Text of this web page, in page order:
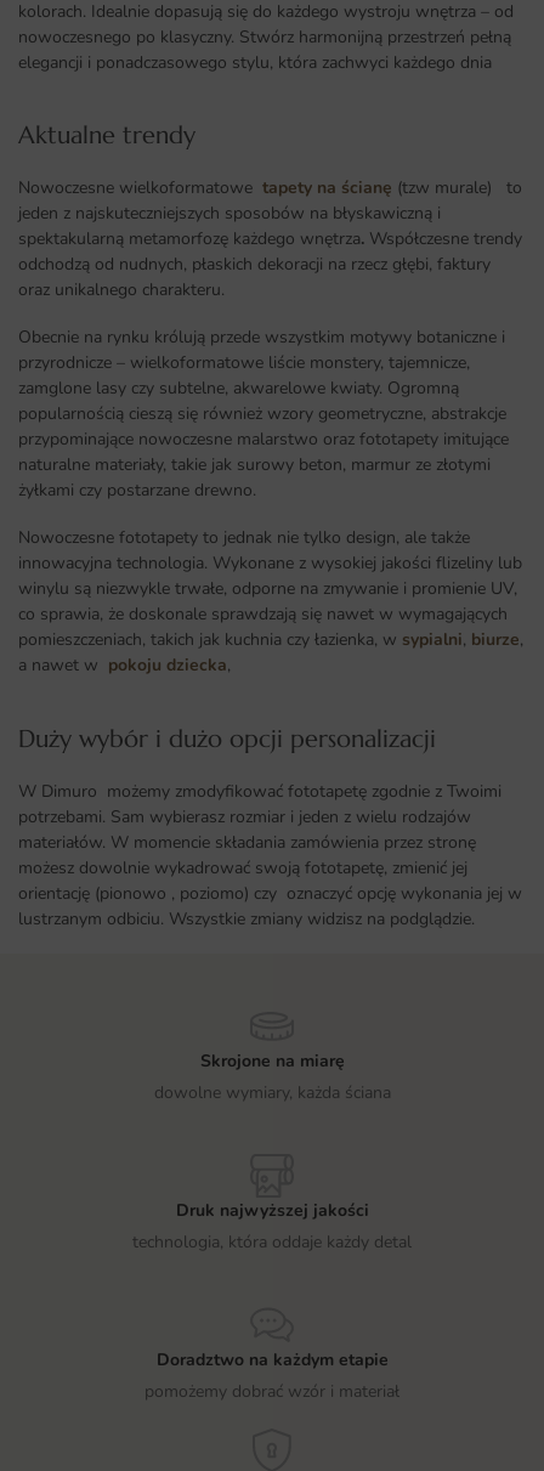
kolorach. Idealnie dopasują się do każdego wystroju wnętrza – od
nowoczesnego po klasyczny. Stwórz harmonijną przestrzeń pełną
elegancji i ponadczasowego stylu, która zachwyci każdego dnia
Aktualne trendy​
Nowoczesne wielkoformatowe tapety na ścianę (tzw murale) to
jeden z najskuteczniejszych sposobów na błyskawiczną i
spektakularną metamorfozę każdego wnętrza. Współczesne trendy
odchodzą od nudnych, płaskich dekoracji na rzecz głębi, faktury
oraz unikalnego charakteru.
Obecnie na rynku królują przede wszystkim motywy botaniczne i
przyrodnicze – wielkoformatowe liście monstery, tajemnicze,
zamglone lasy czy subtelne, akwarelowe kwiaty. Ogromną
popularnością cieszą się również wzory geometryczne, abstrakcje
przypominające nowoczesne malarstwo oraz fototapety imitujące
naturalne materiały, takie jak surowy beton, marmur ze złotymi
żyłkami czy postarzane drewno.
Nowoczesne fototapety to jednak nie tylko design, ale także
innowacyjna technologia. Wykonane z wysokiej jakości flizeliny lub
winylu są niezwykle trwałe, odporne na zmywanie i promienie UV,
co sprawia, że doskonale sprawdzają się nawet w wymagających
pomieszczeniach, takich jak kuchnia czy łazienka, w sypialni, biurze,
a nawet w pokoju dziecka,
Duży wybór i dużo opcji personalizacji ​
W Dimuro możemy zmodyfikować fototapetę zgodnie z Twoimi
potrzebami. Sam wybierasz rozmiar i jeden z wielu rodzajów
materiałów. W momencie składania zamówienia przez stronę
możesz dowolnie wykadrować swoją fototapetę, zmienić jej
orientację (pionowo , poziomo) czy oznaczyć opcję wykonania jej w
lustrzanym odbiciu. Wszystkie zmiany widzisz na podglądzie.
Skrojone na miarę
dowolne wymiary, każda ściana
Druk najwyższej jakości
technologia, która oddaje każdy detal
Doradztwo na każdym etapie
pomożemy dobrać wzór i materiał